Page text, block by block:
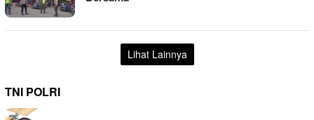
Lihat Lainnya
TNI POLRI